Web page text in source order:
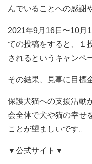
んでいることへの感謝
2021年9月16日〜10月
ての投稿をすると、１
されるというキャンペ
その結果、見事に目標
保護犬猫への支援活動
会全体で犬や猫の幸せ
ことが望ましいです。
▼公式サイト▼